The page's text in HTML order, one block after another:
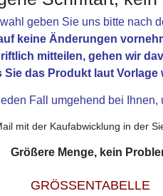
geben Sie uns bitte nach
keine Änderungen
mitteilen, gehen wir
Sie das Produkt laut Vorlage
Fall umgehend bei Ihnen,
mit der Kaufabwicklung in der
Größere Menge, kein
GRÖSSENTABELLE